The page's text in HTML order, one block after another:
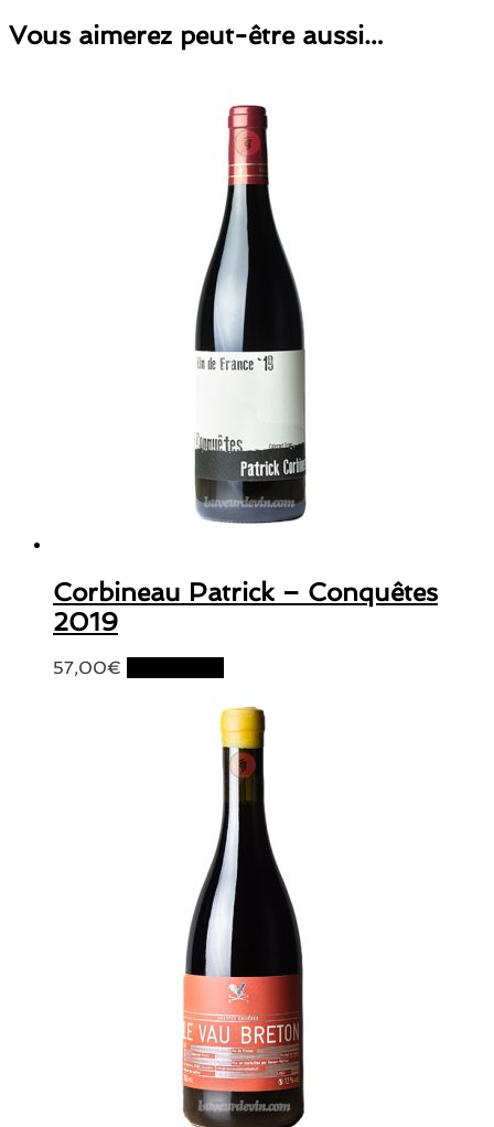
Vous aimerez peut-être aussi…
Corbineau Patrick – Conquêtes
2019
57,00€